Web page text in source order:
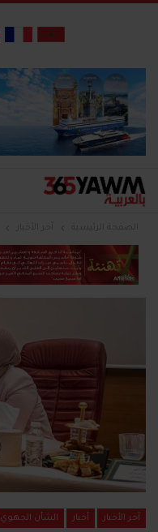
الصفحة الرئيسية
آخر الأخبار أخبار الشأن الجهوي